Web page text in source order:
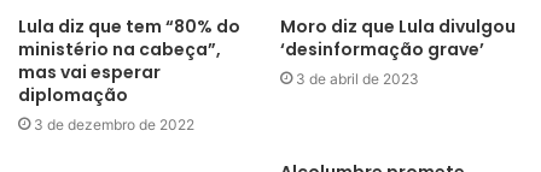
Lula diz que tem “80% do
ministério na cabeça”,
mas vai esperar
diplomação
3 de dezembro de 2022
Moro diz que Lula divulgou
‘desinformação grave’
3 de abril de 2023